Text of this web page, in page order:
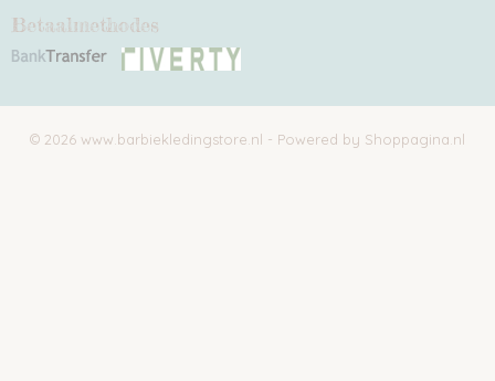
Betaalmethodes
© 2026 www.barbiekledingstore.nl - Powered by Shoppagina.nl